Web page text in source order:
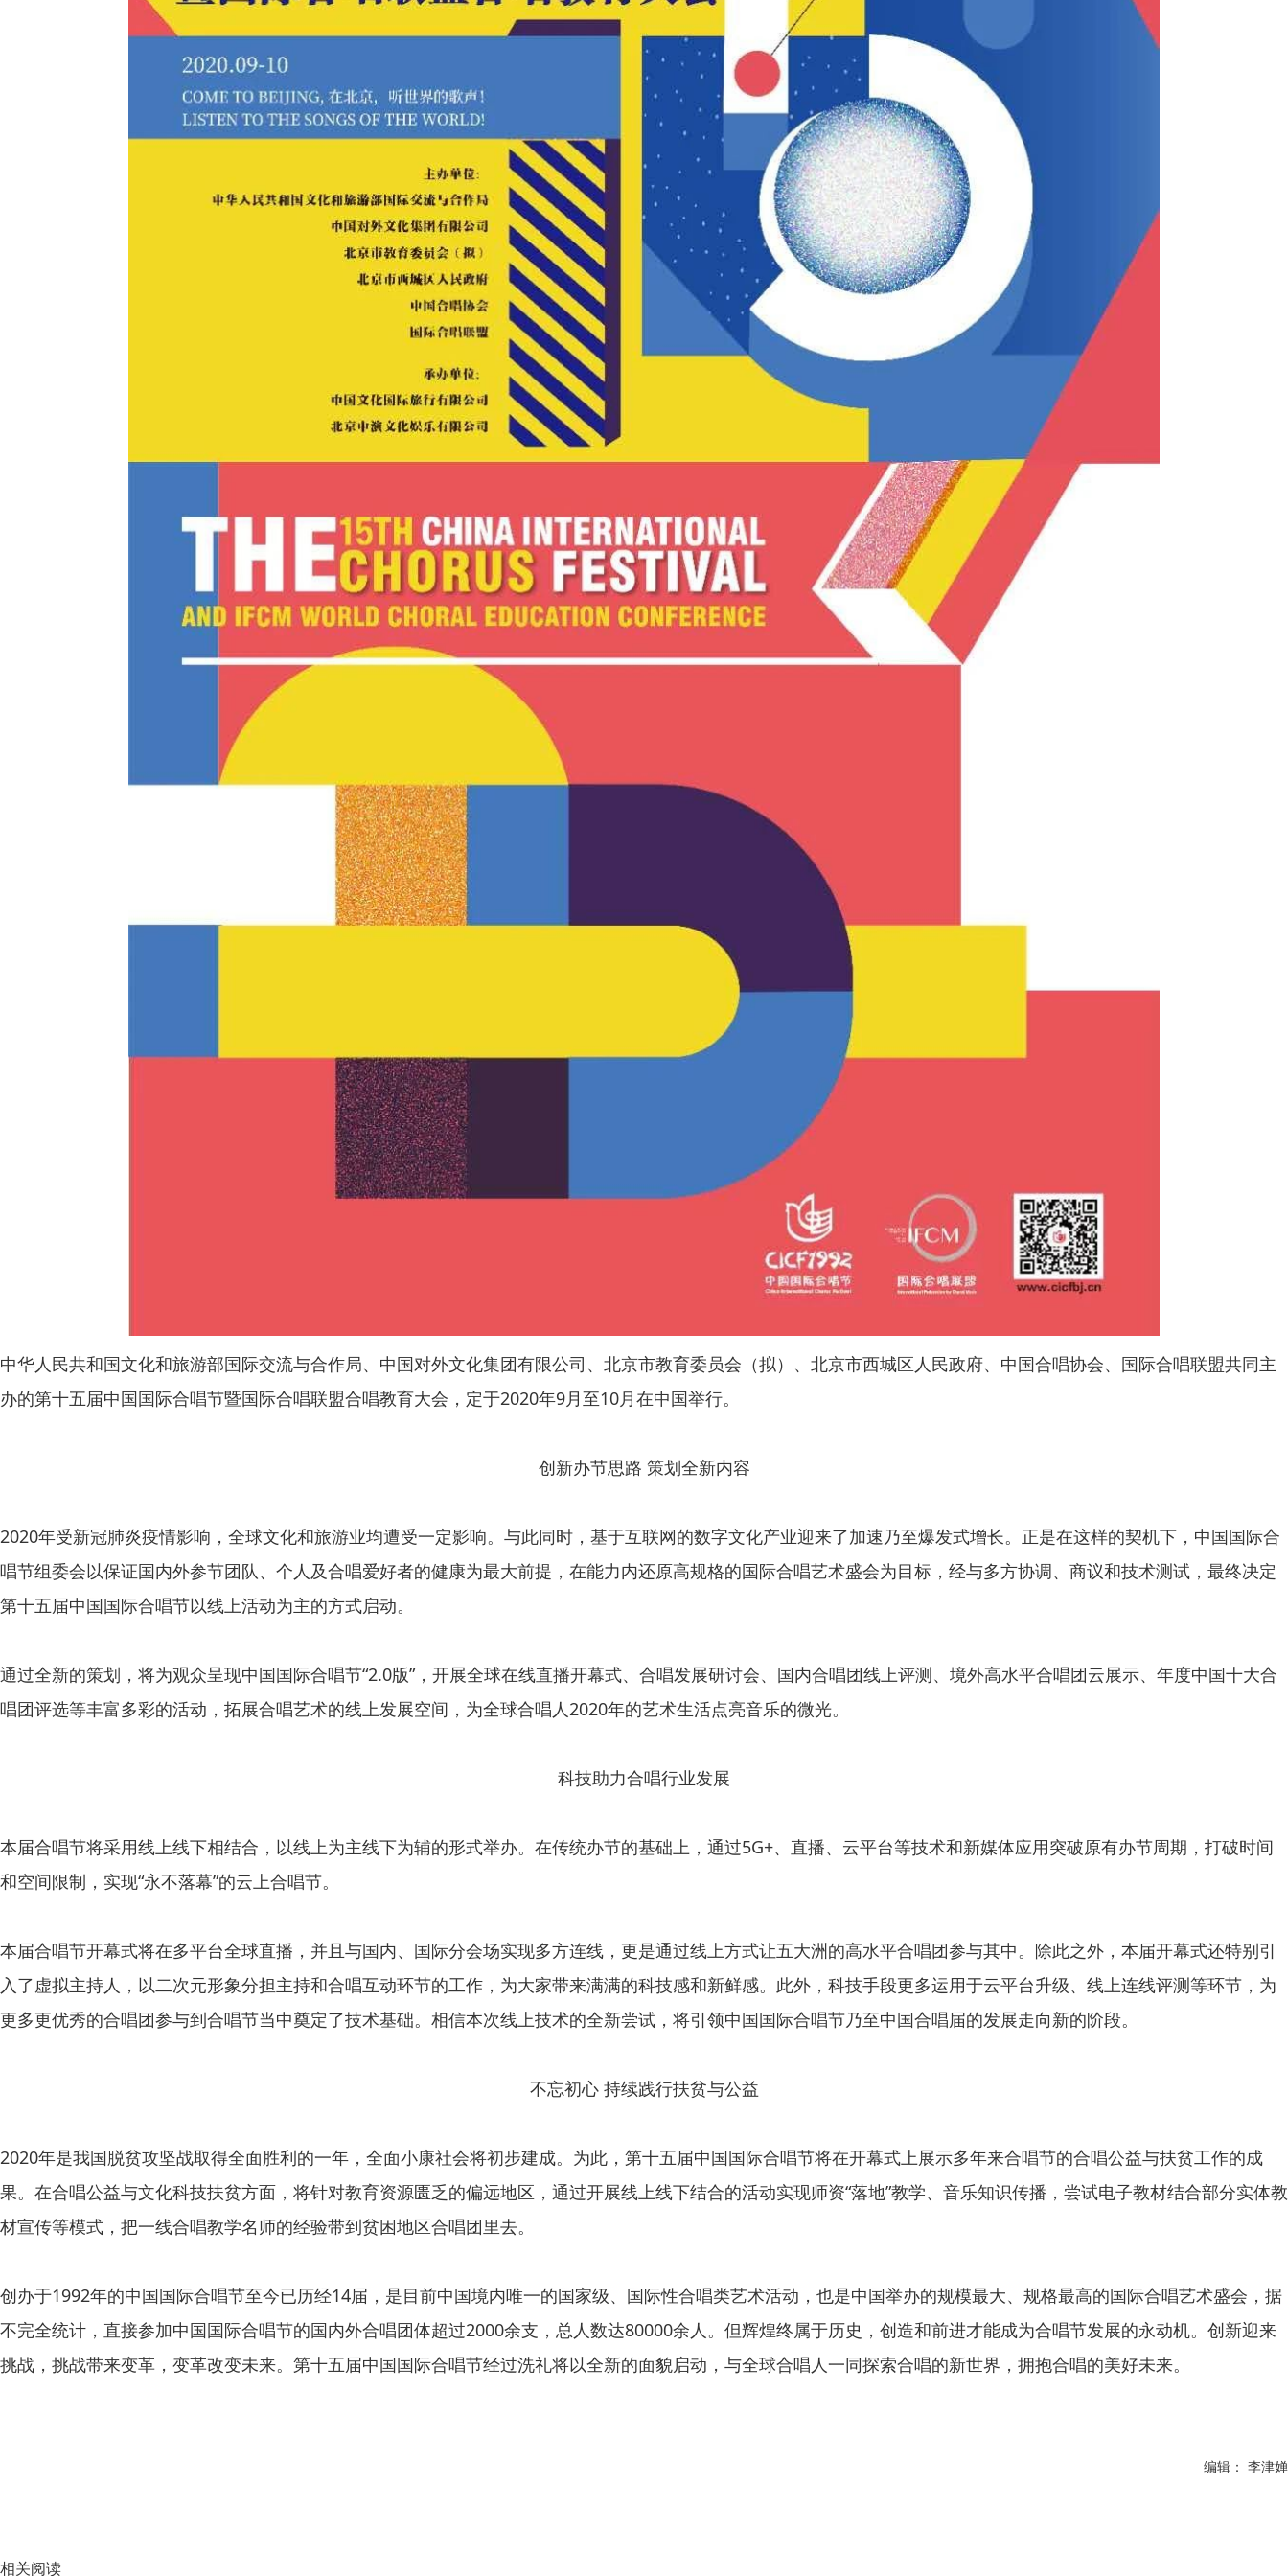
中华人民共和国文化和旅游部国际交流与合作局、中国对外文化集团有限公司、北京市教育委员会（拟）、北京市西城区人民政府、中国合唱协会、国际合唱联盟共同主
办的第十五届中国国际合唱节暨国际合唱联盟合唱教育大会，定于2020年9月至10月在中国举行。
创新办节思路 策划全新内容
2020年受新冠肺炎疫情影响，全球文化和旅游业均遭受一定影响。与此同时，基于互联网的数字文化产业迎来了加速乃至爆发式增长。正是在这样的契机下，中国国际合
唱节组委会以保证国内外参节团队、个人及合唱爱好者的健康为最大前提，在能力内还原高规格的国际合唱艺术盛会为目标，经与多方协调、商议和技术测试，最终决定
第十五届中国国际合唱节以线上活动为主的方式启动。
通过全新的策划，将为观众呈现中国国际合唱节“2.0版”，开展全球在线直播开幕式、合唱发展研讨会、国内合唱团线上评测、境外高水平合唱团云展示、年度中国十大合
唱团评选等丰富多彩的活动，拓展合唱艺术的线上发展空间，为全球合唱人2020年的艺术生活点亮音乐的微光。
科技助力合唱行业发展
本届合唱节将采用线上线下相结合，以线上为主线下为辅的形式举办。在传统办节的基础上，通过5G+、直播、云平台等技术和新媒体应用突破原有办节周期，打破时间
和空间限制，实现“永不落幕”的云上合唱节。
本届合唱节开幕式将在多平台全球直播，并且与国内、国际分会场实现多方连线，更是通过线上方式让五大洲的高水平合唱团参与其中。除此之外，本届开幕式还特别引
入了虚拟主持人，以二次元形象分担主持和合唱互动环节的工作，为大家带来满满的科技感和新鲜感。此外，科技手段更多运用于云平台升级、线上连线评测等环节，为
更多更优秀的合唱团参与到合唱节当中奠定了技术基础。相信本次线上技术的全新尝试，将引领中国国际合唱节乃至中国合唱届的发展走向新的阶段。
不忘初心 持续践行扶贫与公益
2020年是我国脱贫攻坚战取得全面胜利的一年，全面小康社会将初步建成。为此，第十五届中国国际合唱节将在开幕式上展示多年来合唱节的合唱公益与扶贫工作的成
果。在合唱公益与文化科技扶贫方面，将针对教育资源匮乏的偏远地区，通过开展线上线下结合的活动实现师资“落地”教学、音乐知识传播，尝试电子教材结合部分实体教
材宣传等模式，把一线合唱教学名师的经验带到贫困地区合唱团里去。
创办于1992年的中国国际合唱节至今已历经14届，是目前中国境内唯一的国家级、国际性合唱类艺术活动，也是中国举办的规模最大、规格最高的国际合唱艺术盛会，据
不完全统计，直接参加中国国际合唱节的国内外合唱团体超过2000余支，总人数达80000余人。但辉煌终属于历史，创造和前进才能成为合唱节发展的永动机。创新迎来
挑战，挑战带来变革，变革改变未来。第十五届中国国际合唱节经过洗礼将以全新的面貌启动，与全球合唱人一同探索合唱的新世界，拥抱合唱的美好未来。
编辑： 李津婵
相关阅读